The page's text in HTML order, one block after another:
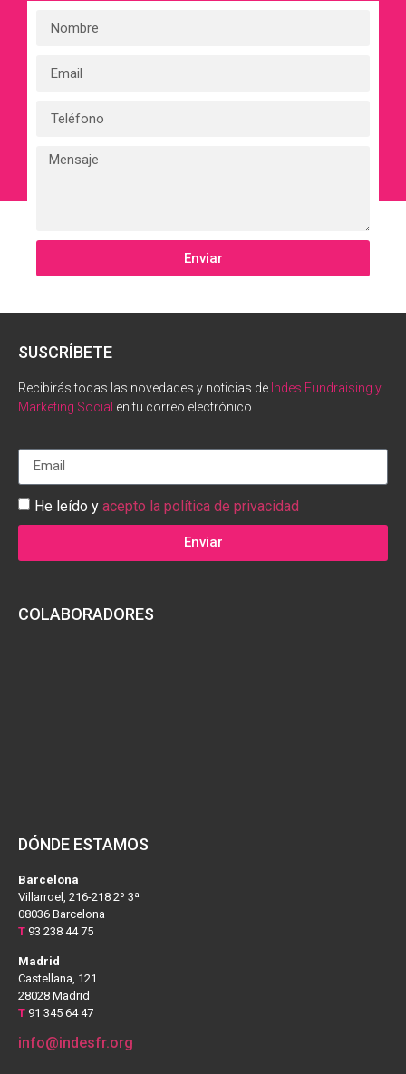
Enviar
SUSCRÍBETE
Recibirás todas las novedades y noticias de Indes Fundraising y
Marketing Social en tu correo electrónico.
He leído y acepto la política de privacidad
Enviar
COLABORADORES
DÓNDE ESTAMOS
Barcelona
Villarroel, 216-218 2º 3ª
08036 Barcelona
T 93 238 44 75
Madrid
Castellana, 121.
28028 Madrid
T 91 345 64 47
info@indesfr.org